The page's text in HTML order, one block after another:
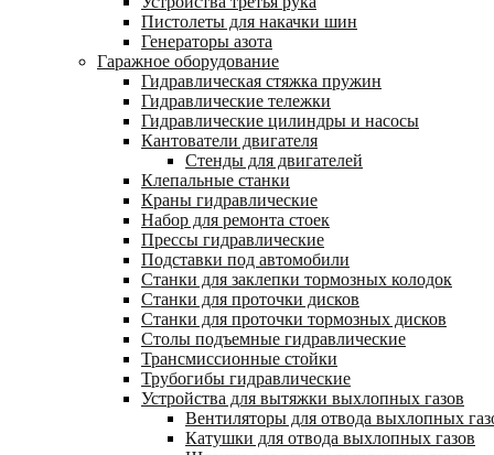
Пистолеты для накачки шин
Генераторы азота
Гаражное оборудование
Гидравлическая стяжка пружин
Гидравлические тележки
Гидравлические цилиндры и насосы
Кантователи двигателя
Стенды для двигателей
Клепальные станки
Краны гидравлические
Набор для ремонта стоек
Прессы гидравлические
Подставки под автомобили
Станки для заклепки тормозных колодок
Станки для проточки дисков
Станки для проточки тормозных дисков
Столы подъемные гидравлические
Трансмиссионные стойки
Трубогибы гидравлические
Устройства для вытяжки выхлопных газов
Вентиляторы для отвода выхлопных
Катушки для отвода выхлопных газов